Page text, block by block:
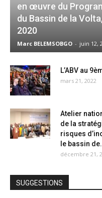
en œuvre du
du Bassin de la
2020
Marc BELEMSOBGO - juin 12,
L’ABV au
mars 21, 2022
Atelier
de la
risques
le bassin
décembre 21,
SUGGESTIONS